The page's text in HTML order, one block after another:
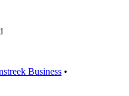
Business •